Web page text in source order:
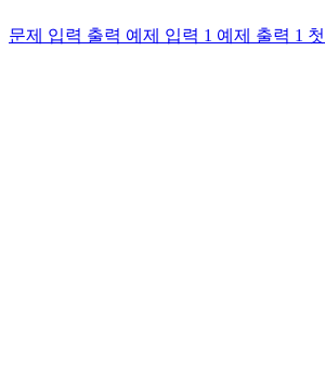
문제 입력 출력 예제 입력 1 예제 출력 1